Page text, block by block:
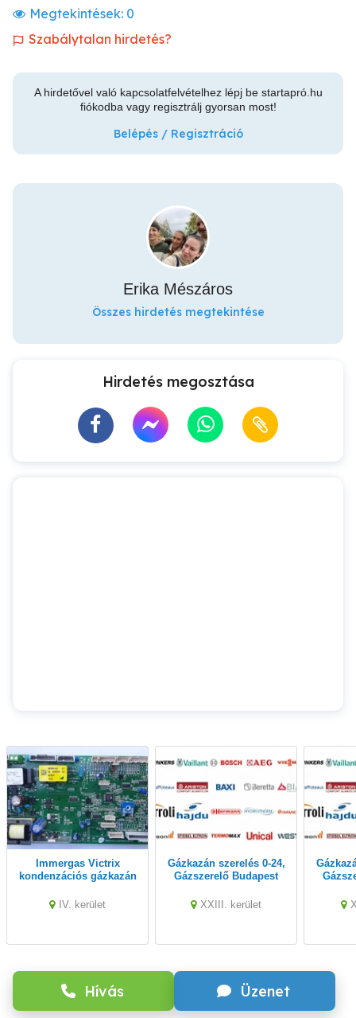
Megtekintések: 0
Szabálytalan hirdetés?
A hirdetővel való kapcsolatfelvételhez lépj be startapró.hu
fiókodba vagy regisztrálj gyorsan most!
Belépés / Regisztráció
Hívás Üzenet
Erika Mészáros
Összes hirdetés megtekintése
Hirdetés megosztása
kondenzációs gázkazán
IV. kerület
Gázkazán szerelés 0-24,
Gázszerelő Budapest
XXIII. kerület
Gázkazán szerelés 0-24,